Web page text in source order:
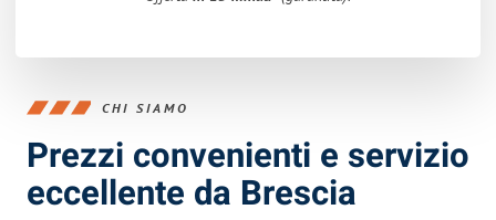
CHI SIAMO
Prezzi convenienti e servizio
eccellente da Brescia